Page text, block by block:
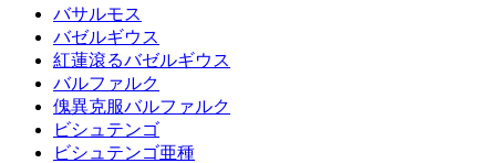
バサルモス
バゼルギウス
紅蓮滾るバゼルギウス
バルファルク
傀異克服バルファルク
ビシュテンゴ
ビシュテンゴ亜種